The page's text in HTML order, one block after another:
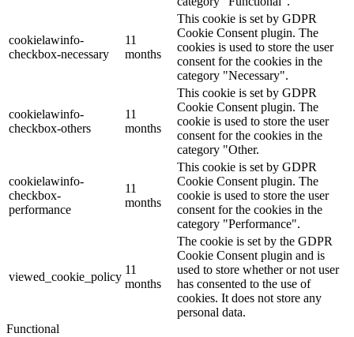
cookielawinfo-
checkbox-necessary
11
months
This cookie is set by GDPR
Cookie Consent plugin. The
cookies is used to store the user
consent for the cookies in the
category "Necessary".
cookielawinfo-
checkbox-others
11
months
This cookie is set by GDPR
Cookie Consent plugin. The
cookie is used to store the user
consent for the cookies in the
category "Other.
cookielawinfo-
checkbox-
performance
11
months
This cookie is set by GDPR
Cookie Consent plugin. The
cookie is used to store the user
consent for the cookies in the
category "Performance".
viewed_cookie_policy
11
months
The cookie is set by the GDPR
Cookie Consent plugin and is
used to store whether or not user
has consented to the use of
cookies. It does not store any
personal data.
Functional